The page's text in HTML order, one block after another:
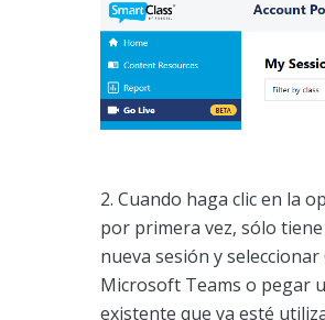
2. Cuando haga clic en la
por primera vez, sólo
nueva sesión y
Microsoft Teams o pegar
existente que ya esté